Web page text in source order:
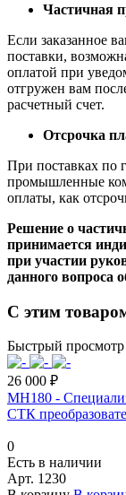
Частичная
Если заказанное
поставки,
оплатой при
отгружен вам
расчетный счет.
Отсрочка
При поставках по
промышленные
оплаты, как
Решение о
принимается
при участии
данного вопроса
С этим
Быстрый просмотр
26 000 ₽
MH180 -
СТК
0
Есть в наличии
Арт. 1230